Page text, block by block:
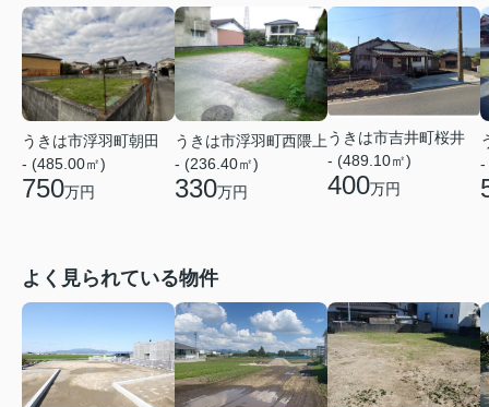
うきは市浮羽町朝田
- (485.00㎡)
750万円
うきは市浮羽町西隈上
- (236.40㎡)
330万円
うきは市吉井町桜井
- (489.10㎡)
400万円
-
よく見られている物件